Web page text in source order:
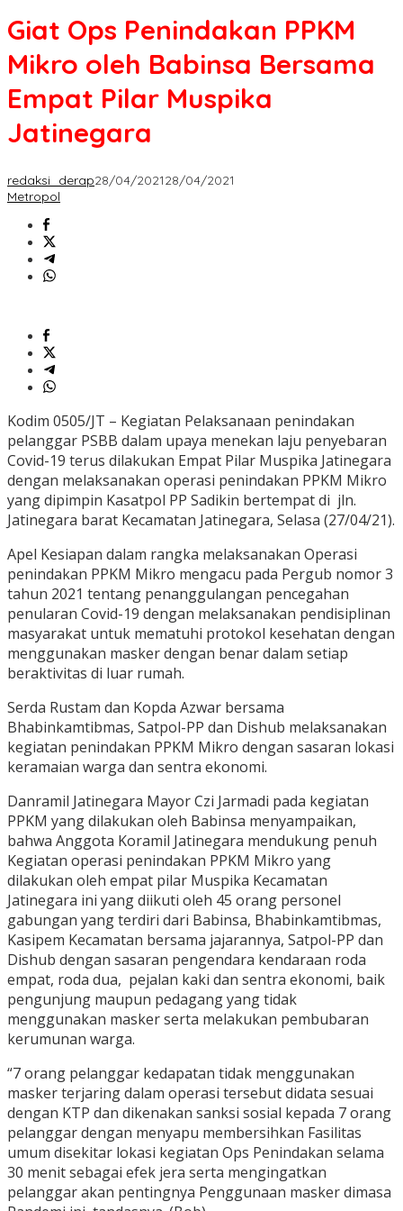
PPKM
oleh
Bersama
Pilar
Giat Ops Penindakan PPKM
Mikro oleh Babinsa Bersama
Empat Pilar Muspika
Jatinegara
redaksi_derap28/04/202128/04/2021
Metropol
Kodim 0505/JT – Kegiatan Pelaksanaan penindakan
pelanggar PSBB dalam upaya menekan laju penyebaran
Covid-19 terus dilakukan Empat Pilar Muspika Jatinegara
dengan melaksanakan operasi penindakan PPKM Mikro
yang dipimpin Kasatpol PP Sadikin bertempat di jln.
Jatinegara barat Kecamatan Jatinegara, Selasa (27/04/21).
Apel Kesiapan dalam rangka melaksanakan Operasi
penindakan PPKM Mikro mengacu pada Pergub nomor 3
tahun 2021 tentang penanggulangan pencegahan
penularan Covid-19 dengan melaksanakan pendisiplinan
masyarakat untuk mematuhi protokol kesehatan dengan
menggunakan masker dengan benar dalam setiap
beraktivitas di luar rumah.
Serda Rustam dan Kopda Azwar bersama
Bhabinkamtibmas, Satpol-PP dan Dishub melaksanakan
kegiatan penindakan PPKM Mikro dengan sasaran lokasi
keramaian warga dan sentra ekonomi.
Danramil Jatinegara Mayor Czi Jarmadi pada kegiatan
PPKM yang dilakukan oleh Babinsa menyampaikan,
bahwa Anggota Koramil Jatinegara mendukung penuh
Kegiatan operasi penindakan PPKM Mikro yang
dilakukan oleh empat pilar Muspika Kecamatan
Jatinegara ini yang diikuti oleh 45 orang personel
gabungan yang terdiri dari Babinsa, Bhabinkamtibmas,
Kasipem Kecamatan bersama jajarannya, Satpol-PP dan
Dishub dengan sasaran pengendara kendaraan roda
empat, roda dua, pejalan kaki dan sentra ekonomi, baik
pengunjung maupun pedagang yang tidak
menggunakan masker serta melakukan pembubaran
kerumunan warga.
“7 orang pelanggar kedapatan tidak menggunakan
masker terjaring dalam operasi tersebut didata sesuai
dengan KTP dan dikenakan sanksi sosial kepada 7 orang
pelanggar dengan menyapu membersihkan Fasilitas
umum disekitar lokasi kegiatan Ops Penindakan selama
30 menit sebagai efek jera serta mengingatkan
pelanggar akan pentingnya Penggunaan masker dimasa